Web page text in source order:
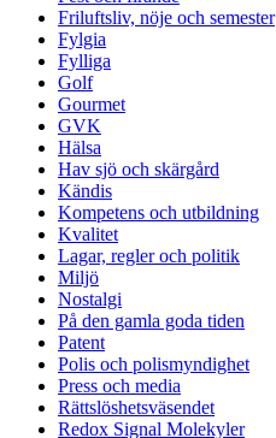
Friluftsliv, nöje och semester
Fylgia
Fylliga
Golf
Gourmet
GVK
Hälsa
Hav sjö och skärgård
Kändis
Kompetens och utbildning
Kvalitet
Lagar, regler och politik
Miljö
Nostalgi
På den gamla goda tiden
Patent
Polis och polismyndighet
Press och media
Rättslöshetsväsendet
Redox Signal Molekyler